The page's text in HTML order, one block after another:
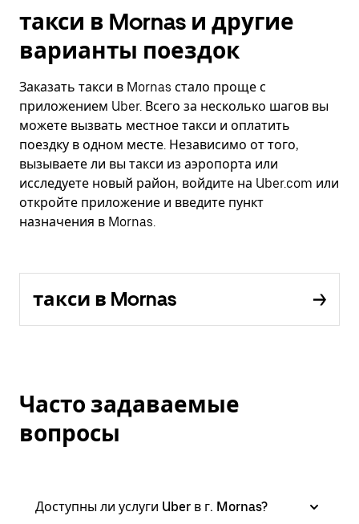
такси в Mornas и другие
варианты поездок
Заказать такси в Mornas стало проще с
приложением Uber. Всего за несколько шагов вы
можете вызвать местное такси и оплатить
поездку в одном месте. Независимо от того,
вызываете ли вы такси из аэропорта или
исследуете новый район, войдите на Uber.com или
откройте приложение и введите пункт
назначения в Mornas.
такси в Mornas
Часто задаваемые
вопросы
Доступны ли услуги Uber в г. Mornas?